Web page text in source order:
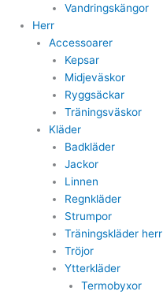
Vandringskängor
Herr
Accessoarer
Kepsar
Midjeväskor
Ryggsäckar
Träningsväskor
Kläder
Badkläder
Jackor
Linnen
Regnkläder
Strumpor
Träningskläder herr
Tröjor
Ytterkläder
Termobyxor